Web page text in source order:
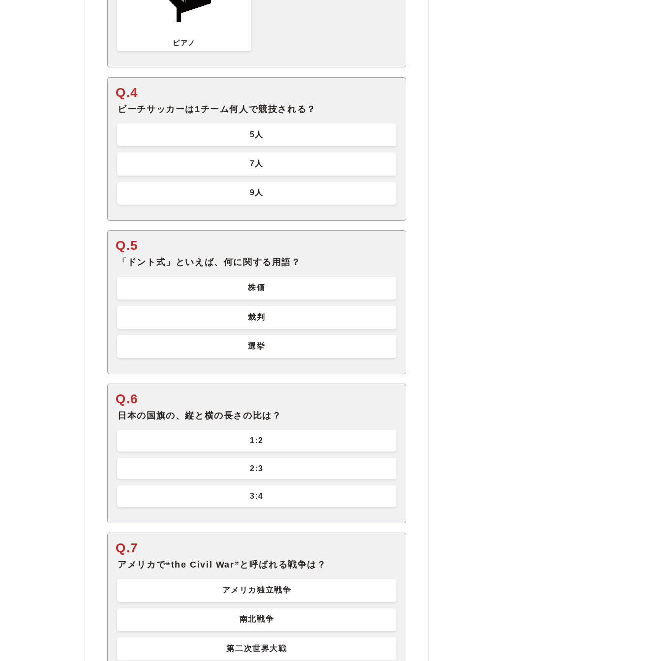
ピアノ
Q.4
ビーチサッカーは1チーム何人で競技される？
5人
7人
9人
Q.5
「ドント式」といえば、何に関する用語？
株価
裁判
選挙
Q.6
日本の国旗の、縦と横の長さの比は？
1:2
2:3
3:4
Q.7
アメリカで“the Civil War”と呼ばれる戦争は？
アメリカ独立戦争
南北戦争
第二次世界大戦